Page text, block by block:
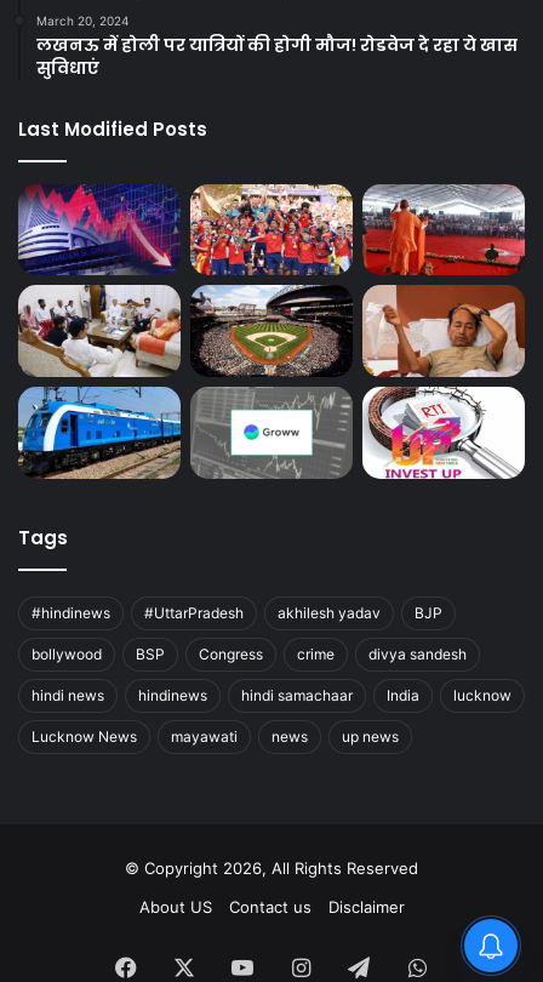
March 20, 2024
लखनऊ में होली पर यात्रियों की होगी मौज! रोडवेज दे रहा ये खास
सुविधाएं
Last Modified Posts
Tags
#hindinews #UttarPradesh akhilesh yadav BJP
bollywood BSP Congress crime divya sandesh
hindi news hindinews hindi samachaar India lucknow
Lucknow News mayawati news up news
© Copyright 2026, All Rights Reserved
About US
Contact us Disclaimer
Facebook YouTubeInstagramTelegramWhatsApp